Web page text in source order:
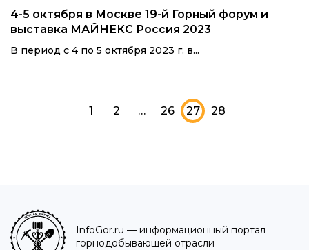
4-5 октября в Москве 19-й Горный форум и
выставка МАЙНЕКС Россия 2023
В период с 4 по 5 октября 2023 г. в...
1 2 … 26 27 28
InfoGor.ru — информационный портал
горнодобывающей отрасли